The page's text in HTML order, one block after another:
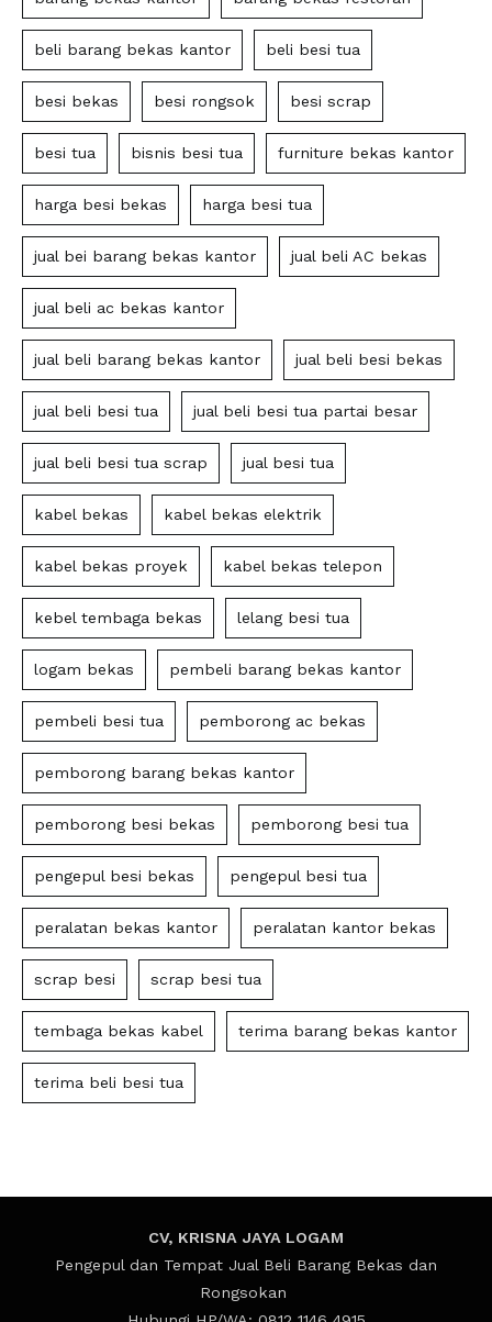
beli barang bekas kantor beli besi tua
besi bekas besi rongsok besi scrap
besi tua bisnis besi tua furniture bekas kantor
harga besi bekas harga besi tua
jual bei barang bekas kantor jual beli AC bekas
jual beli ac bekas kantor
jual beli barang bekas kantor jual beli besi bekas
jual beli besi tua jual beli besi tua partai besar
jual beli besi tua scrap jual besi tua
kabel bekas kabel bekas elektrik
kabel bekas proyek kabel bekas telepon
kebel tembaga bekas lelang besi tua
logam bekas pembeli barang bekas kantor
pembeli besi tua pemborong ac bekas
pemborong barang bekas kantor
pemborong besi bekas pemborong besi tua
pengepul besi bekas pengepul besi tua
peralatan bekas kantor peralatan kantor bekas
scrap besi scrap besi tua
tembaga bekas kabel terima barang bekas kantor
terima beli besi tua
CV, KRISNA JAYA LOGAM
Pengepul dan Tempat Jual Beli Barang Bekas dan
Rongsokan